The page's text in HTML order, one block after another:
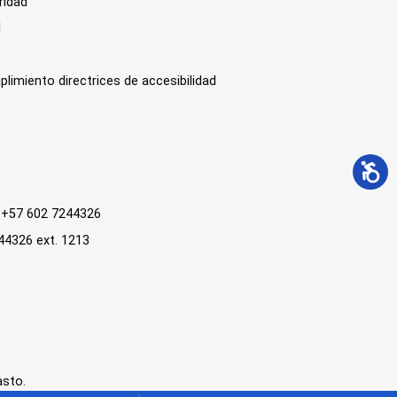
directrices de accesibilidad
602 7244326
ext. 1213